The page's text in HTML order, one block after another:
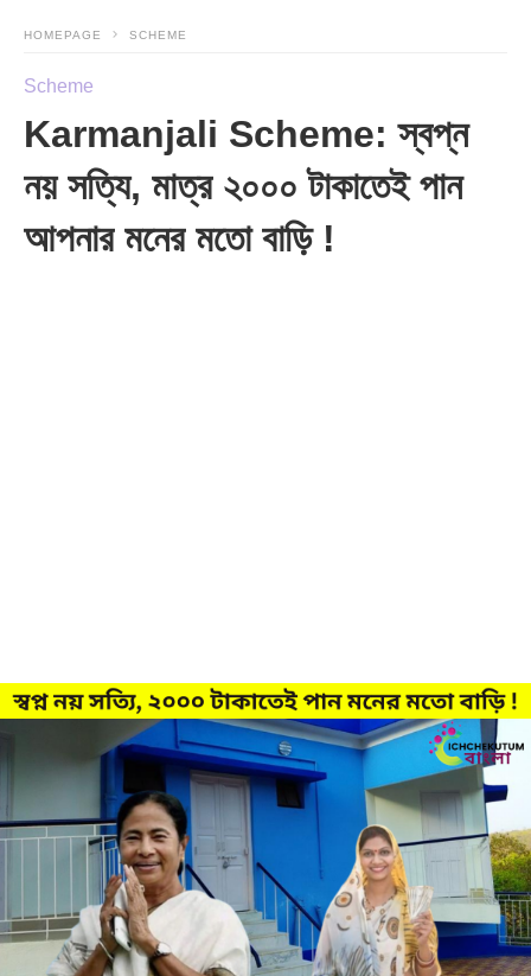
HOMEPAGE SCHEME
Scheme
Karmanjali Scheme: স্বপ্ন
নয় সত্যি, মাত্র ২০০০ টাকাতেই পান
আপনার মনের মতো বাড়ি !